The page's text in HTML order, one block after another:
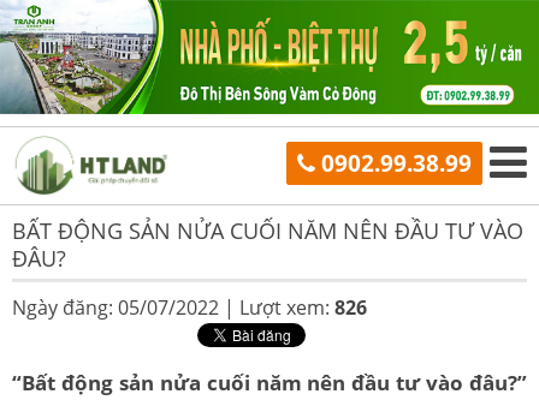
0902.99.38.99
BẤT ĐỘNG SẢN NỬA CUỐI NĂM NÊN ĐẦU TƯ VÀO
ĐÂU?
Ngày đăng: 05/07/2022 | Lượt xem: 826
“Bất động sản nửa cuối năm nên đầu tư vào đâu?”